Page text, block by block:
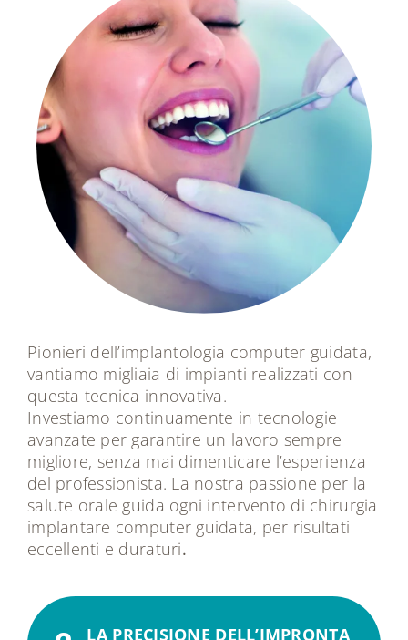
Pionieri dell’implantologia computer guidata,
vantiamo migliaia di impianti realizzati con
questa tecnica innovativa.
Investiamo continuamente in tecnologie
avanzate per garantire un lavoro sempre
migliore, senza mai dimenticare l’esperienza
del professionista. La nostra passione per la
salute orale guida ogni intervento di chirurgia
implantare computer guidata, per risultati
eccellenti e duraturi.
LA PRECISIONE DELL’IMPRONTA